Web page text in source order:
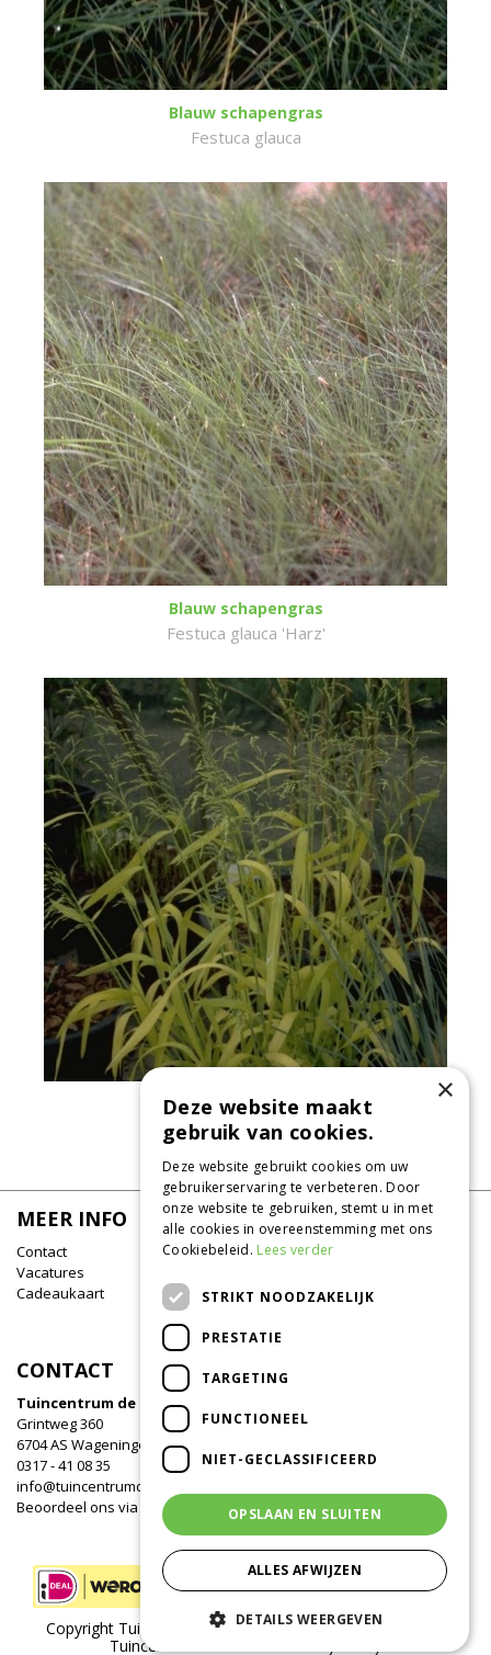
Blauw schapengras
Festuca glauca
Blauw schapengras
Festuca glauca 'Harz'
Bosgierstgras
Milium effusum 'Aureum'
MEER INFO
Contact
Vacatures
Cadeaukaart
CONTACT
Tuincentrum de Oude Tol
Grintweg 360
6704 AS Wageningen
0317 - 41 08 35
info@tuincentrumdeoudetol.nl
Beoordeel ons via
Google
Copyright Tuincentrum de Oude Tol /Green Solutions
Tuincentrum Overzicht
×
Deze website maakt
gebruik van cookies.
Deze website gebruikt cookies om uw
gebruikerservaring te verbeteren. Door
onze website te gebruiken, stemt u in met
alle cookies in overeenstemming met ons
Cookiebeleid. Lees verder
STRIKT NOODZAKELIJK
PRESTATIE
TARGETING
FUNCTIONEEL
NIET-GECLASSIFICEERD
OPSLAAN EN SLUITEN
ALLES AFWIJZEN
DETAILS WEERGEVEN